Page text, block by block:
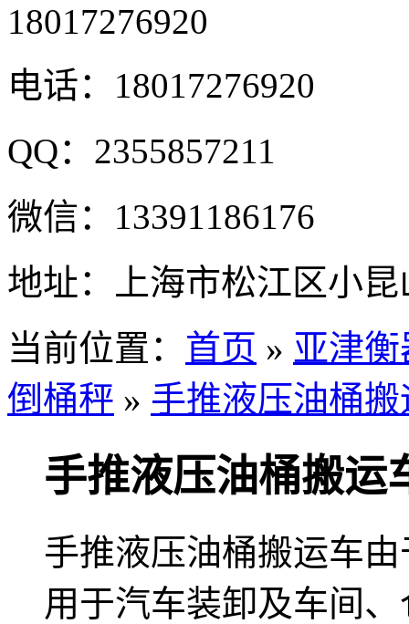
18017276920
电话： 18017276920
QQ： 2355857211
微信： 13391186176
地址：
上海市松江区小
当前位置： 首页 » 亚津
倒桶秤 » 手推液压油桶
手推液压油桶搬运
手推液压油桶搬运车
用于汽车装卸及车间